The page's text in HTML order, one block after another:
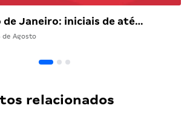
de Janeiro: iniciais de até…
de Agosto
relacionados